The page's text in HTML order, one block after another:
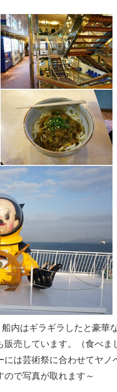
内はギラギラしたと豪華
売しています。（食べま
には芸術祭に合わせてヤノ
で写真が取れます～